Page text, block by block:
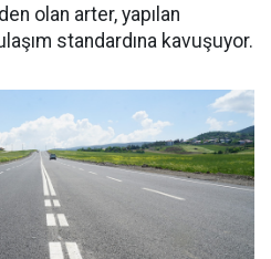
olan arter, yapılan
standardına kavuşuyor.